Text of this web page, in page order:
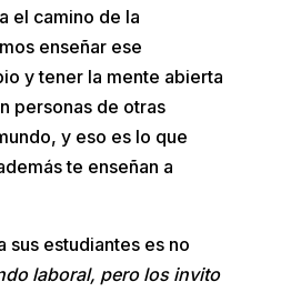
el camino de la
enseñar ese
y tener la mente abierta
personas de otras
y eso es lo que
te enseñan a
sus estudiantes es no
laboral, pero los invito